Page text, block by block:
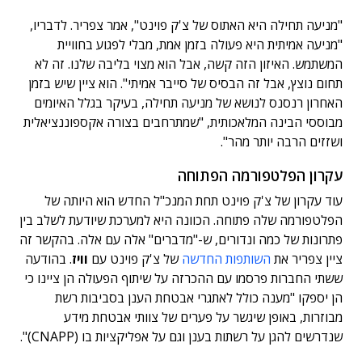
"מניעה תחילה היא האתוס של צ'ק פוינט", אמר צפריר. לדבריו,
"מניעה אמיתית היא פעולה בזמן אמת, מבלי לפגוע בחוויית
המשתמש. האיזון הזה קשה, אבל הוא מצוי בליבה שלנו. זה לא
תחום נוצץ, אבל זה הבסיס של סייבר אמיתי". הוא ציין שיש בזמן
האחרון רנסנס לנושא של מניעה תחילה, בעיקר בגלל האיומים
מבוססי הבינה המלאכותית, "שמתרחבים בצורה אקספוננציאלית
ושזזים הרבה יותר מהר".
עקרון הפלטפורמה הפתוחה
עוד עקרון של צ'ק פוינט תחת המנכ"ל החדש הוא היותה של
הפלטפורמה שלה פתוחה. הכוונה היא למערכת שיודעת לשלב בין
פתרונות של כמה ונדורים, ש-"מדברים" אלה עם אלה. בהקשר זה
ציין צפריר את השותפות החדשהשל צ'ק פוינט עם וויז. בהודעה
ששתי החברות פרסמו עם ההכרזה על שיתוף הפעולה הן ציינו כי
הן יספקו "מענה כולל לאתגרי אבטחת הענן בסביבות רשת
מבוזרות, באופן שיגשר על פערים של צוותי אבטחת מידע
שנדרשים להגן על רשתות בענן וגם על אפליקציות בו (CNAPP)".